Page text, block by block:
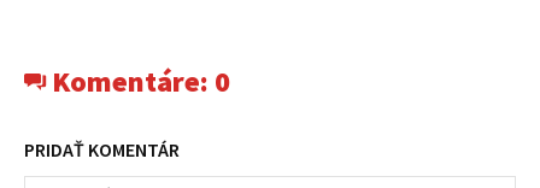
Komentáre: 0
PRIDAŤ KOMENTÁR